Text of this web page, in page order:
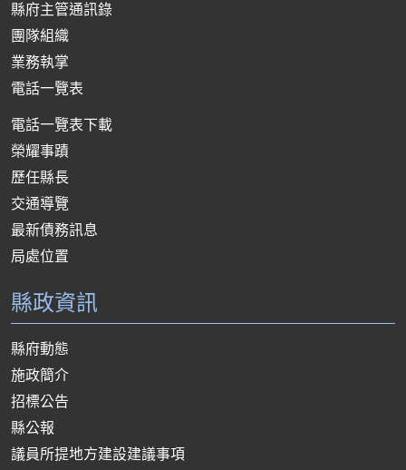
縣府主管通訊錄
團隊組織
業務執掌
電話一覽表
電話一覽表下載
榮耀事蹟
歷任縣長
交通導覽
最新債務訊息
局處位置
縣政資訊
縣府動態
施政簡介
招標公告
縣公報
議員所提地方建設建議事項